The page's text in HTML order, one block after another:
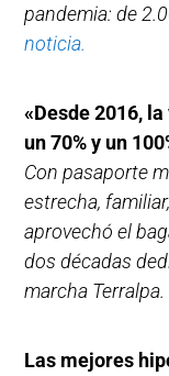
pandemia: de
noticia.
«Desde 2016,
un 70% y un
Con pasaporte
estrecha,
aprovechó el
dos décadas
marcha Terralpa.
Las mejores